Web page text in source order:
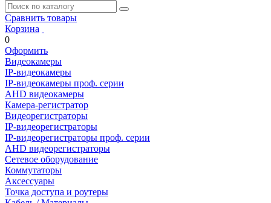
Сравнить товары
Корзина
0
Оформить
Видеокамеры
IP-видеокамеры
IP-видеокамеры проф. серии
AHD видеокамеры
Камера-регистратор
Видеорегистраторы
IP-видеорегистраторы
IP-видеорегистраторы проф. серии
AHD видеорегистраторы
Сетевое оборудование
Коммутаторы
Аксессуары
Точка доступа и роутеры